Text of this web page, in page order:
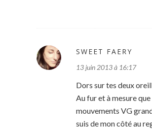
SWEET FAERY
13 juin 2013 à 16:17
Dors sur tes deux
Au fur et à mesure que
mouvements VG
suis de mon côté au